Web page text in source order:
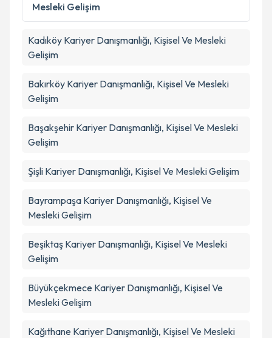
Mesleki Gelişim
Kadıköy Kariyer Danışmanlığı, Kişisel Ve Mesleki
Gelişim
Bakırköy Kariyer Danışmanlığı, Kişisel Ve Mesleki
Gelişim
Başakşehir Kariyer Danışmanlığı, Kişisel Ve Mesleki
Gelişim
Şişli Kariyer Danışmanlığı, Kişisel Ve Mesleki Gelişim
Bayrampaşa Kariyer Danışmanlığı, Kişisel Ve
Mesleki Gelişim
Beşiktaş Kariyer Danışmanlığı, Kişisel Ve Mesleki
Gelişim
Büyükçekmece Kariyer Danışmanlığı, Kişisel Ve
Mesleki Gelişim
Kağıthane Kariyer Danışmanlığı, Kişisel Ve Mesleki